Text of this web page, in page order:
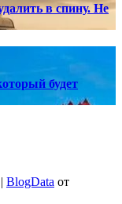
в спину. Не
будет
| BlogData от